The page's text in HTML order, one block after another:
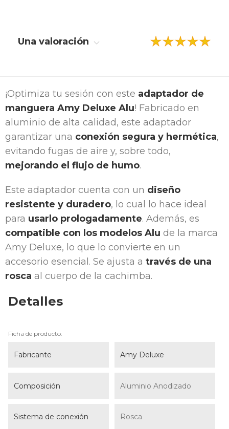
Una valoración
¡Optimiza tu sesión con este adaptador de
manguera Amy Deluxe Alu! Fabricado en
aluminio de alta calidad, este adaptador
garantizar una conexión segura y hermética,
evitando fugas de aire y, sobre todo,
mejorando el flujo de humo.
Este adaptador cuenta con un diseño
resistente y duradero, lo cual lo hace ideal
para usarlo prologadamente. Además, es
compatible con los modelos Alu de la marca
Amy Deluxe, lo que lo convierte en un
accesorio esencial. Se ajusta a través de una
rosca al cuerpo de la cachimba.
Detalles
Ficha de producto:
Fabricante Amy Deluxe
Composición Aluminio Anodizado
Sistema de conexión Rosca